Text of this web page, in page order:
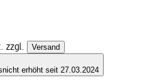
zzgl. Versand
nicht erhöht seit 27.03.2024